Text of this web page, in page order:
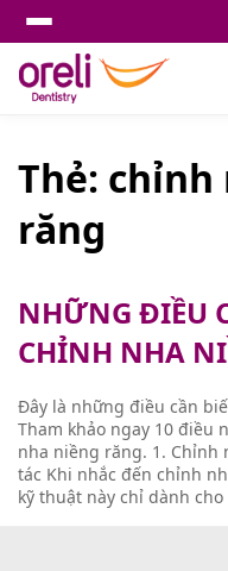
Thẻ: chỉnh
răng
NHỮNG ĐIỀU
CHỈNH NHA
Đây là những điều cần
Tham khảo ngay 10 điều
nha niềng răng. 1. Chỉnh
tác Khi nhắc đến chỉnh
kỹ thuật này chỉ dành